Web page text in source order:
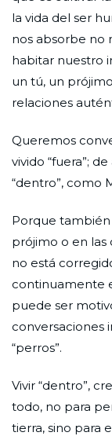
la vida del ser
nos absorbe no
habitar nuestro
un tú, un
relaciones
Queremos
vivido “fuera”;
“dentro”, como
Porque también
prójimo o en las
no está
continuamente
puede ser
conversaciones
“perros”.
Vivir “dentro”,
todo, no para
tierra, sino para